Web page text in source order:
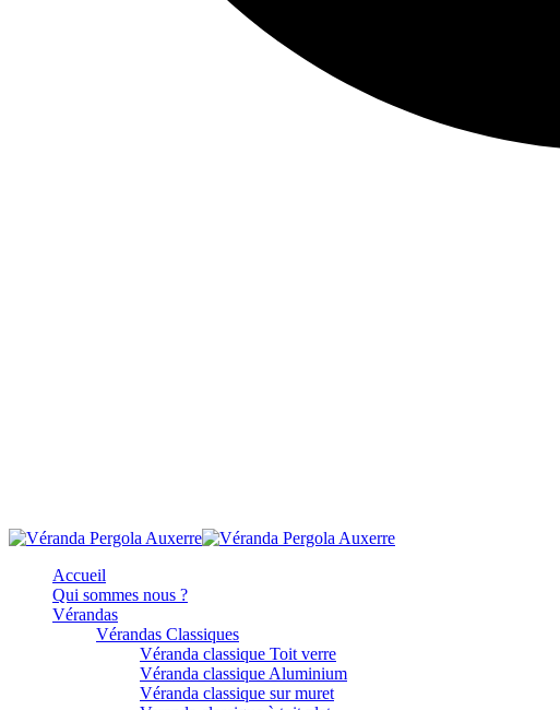
Accueil
Qui sommes nous ?
Vérandas
Vérandas Classiques
Véranda classique Toit verre
Véranda classique Aluminium
Véranda classique sur muret